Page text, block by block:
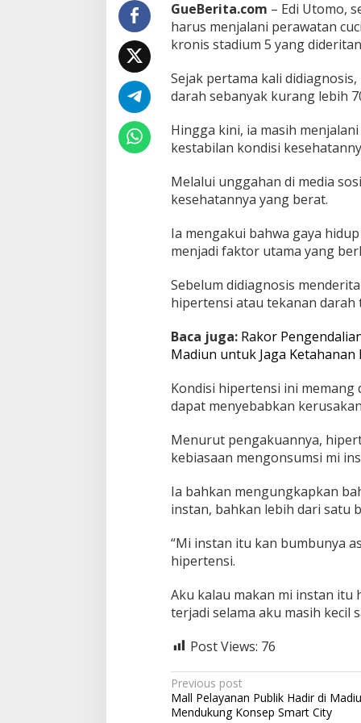
d
u
g
D
i
p
c
u
e
r
i
g
M
a
n
i
I
s
t
a
GueBerita.com – Edi Utomo,
harus menjalani perawatan
kronis stadium 5 yang
Sejak pertama kali
darah sebanyak kurang lebih
Hingga kini, ia masih
kestabilan kondisi
Melalui unggahan di media
kesehatannya yang berat.
Ia mengakui bahwa gaya
menjadi faktor utama yang
Sebelum didiagnosis
hipertensi atau tekanan darah
Baca juga: Rakor
Madiun untuk Jaga Ketahanan
Kondisi hipertensi ini
dapat menyebabkan
Menurut pengakuannya,
kebiasaan mengonsumsi mi
Ia bahkan mengungkapkan
instan, bahkan lebih dari satu
“Mi instan itu kan bumbunya
hipertensi.
Aku kalau makan mi instan itu
terjadi selama aku masih kecil
Post Views: 76
P
o
Previous post
Mall Pelayanan Publik Hadir di
Mendukung Konsep Smart City